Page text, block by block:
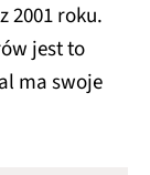
2001 roku.
jest to
ma swoje